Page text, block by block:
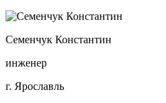
Семенчук Константин
инженер
г. Ярославль